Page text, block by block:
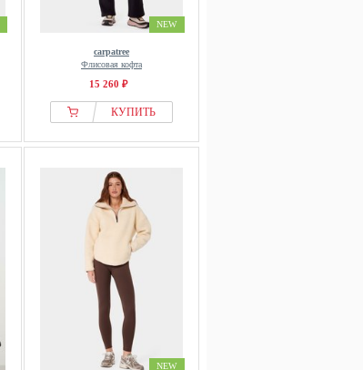
NEW
carpatree
Флисовая кофта
15 260 ₽
КУПИТЬ
NEW